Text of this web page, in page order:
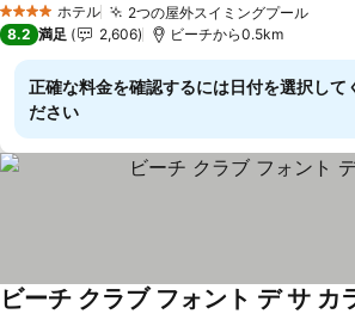
4 ホテルのランク
ホテル 2つの屋外スイミングプール料金
8.2 満足 2,606 ビーチから0.5km
正確な料金を確認するには日付を選択して
ださい
ビーチ クラブ フォント デ サ カ